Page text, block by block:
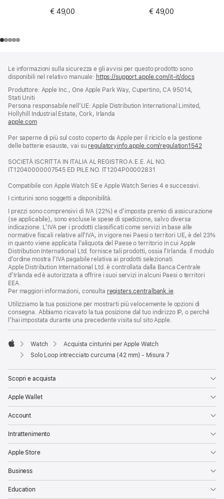
€ 49,00
€ 49,00
di
pagina
a
piè
di
pagina
Le informazioni sulla sicurezza e gli avvisi per questo prodotto sono
disponibili nel relativo manuale: https://support.apple.com/it-it/docs(si
finestra)
Produttore: Apple Inc., One Apple Park Way, Cupertino, CA 95014,
Stati Uniti
Persona responsabile nell’UE: Apple Distribution International Limited,
Hollyhill Industrial Estate, Cork, Irlanda
apple.com(si
una
nuova
Per saperne di più sul costo coperto da Apple per il riciclo e la gestione
delle batterie esauste, vai su regulatoryinfo.apple.com/regulation1542(si
SOCIETÀ ISCRITTA IN ITALIA AL REGISTRO A.E.E. AL NO.
IT12040000007545 ED PILE NO. IT1204P00002831
Compatibile con Apple Watch SE e Apple Watch Series 4 e successivi.
I cinturini sono soggetti a disponibilità.
I prezzi sono comprensivi di IVA (22%) e d’imposta premio di assicurazione
(se applicabile), sono escluse le spese di spedizione, salvo diversa
indicazione. L’IVA per i prodotti classificati come servizi in base alle
normative fiscali relative all’IVA, in vigore nei Paesi o territori UE, è del 23%
in quanto viene applicata l’aliquota del Paese o territorio in cui Apple
Distribution International Ltd. fornisce tali prodotti, ossia l’Irlanda. Il modulo
d’ordine mostra l’IVA pagabile relativa ai prodotti selezionati.
Apple Distribution International Ltd. è controllata dalla Banca Centrale
d’Irlanda ed è autorizzata a offrire i suoi servizi in alcuni Paesi o territori
EEA.
Per maggiori informazioni, consulta registers.centralbank.ie.
Utilizziamo la tua posizione per mostrarti più velocemente le opzioni di
consegna. Abbiamo ricavato la tua posizione dal tuo indirizzo IP, o perché
l’hai impostata durante una precedente visita sul sito Apple.
Apple
Watch
Acquista cinturini per Apple Watch
Solo Loop intrecciato curcuma (42 mm) - Misura 7
Scopri e acquista
Apple Wallet
Account
Intrattenimento
Apple Store
Business
Education